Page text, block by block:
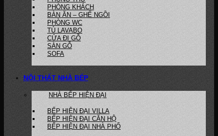
PHÒNG KHÁCH
BÀN ĂN – GHẾ NGỒI
PHÒNG WC
TỦ LAVABO
CỬA ĐI GỖ
SÀN GỖ
SOFA
NỘI THẤT NHÀ BẾP
NHÀ BẾP HIỆN ĐẠI
BẾP HIỆN ĐẠI VILLA
BẾP HIỆN ĐẠI CĂN HỘ
BẾP HIỆN ĐẠI NHÀ PHỐ